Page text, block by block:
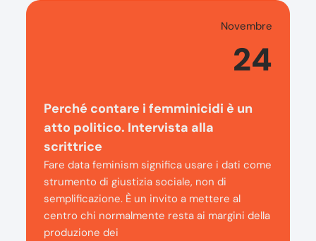
Novembre
24
Perché contare i femminicidi è un
atto politico. Intervista alla
scrittrice
Fare data feminism significa usare i dati come
strumento di giustizia sociale, non di
semplificazione. È un invito a mettere al
centro chi normalmente resta ai margini della
produzione dei